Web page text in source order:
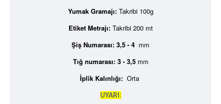
Yumak Gramajı:Takribi 100g
Etiket Metrajı:Takribi 200 mt
Şiş Numarası: 3,5 - 4 mm
Tığ numarası: 3 - 3,5mm
İplik Kalınlığı: Orta
UYARI: